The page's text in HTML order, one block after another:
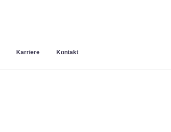
Karriere Kontakt